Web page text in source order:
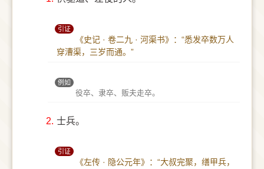
引证
《史记 · 卷二九 · 河渠书》：“悉发卒数万人
穿漕渠，三岁而通。”
例如
役卒、隶卒、贩夫走卒。
2. 士兵。
引证
《左传 · 隐公元年》：“大叔完聚，缮甲兵，